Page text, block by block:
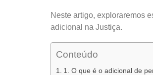
Neste artigo, exploraremos
adicional na Justiça.
Conteúdo
1. O que é o adicional de